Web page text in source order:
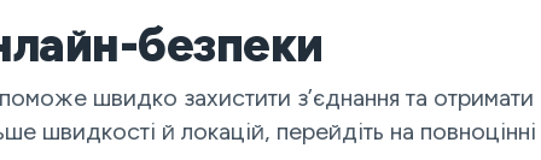
безпеки
швидко захистити з’єднання та отримати
швидкості й локацій, перейдіть на повноцінні